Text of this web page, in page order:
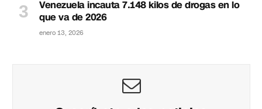
Venezuela incauta 7.148 kilos de drogas en lo
que va de 2026
enero 13, 2026